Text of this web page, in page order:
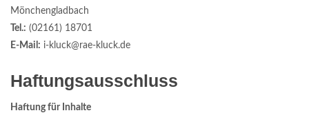
Mönchengladbach
Tel.: (02161) 18701
E-Mail: i-kluck@rae-kluck.de
Haftungsausschluss
Haftung für Inhalte